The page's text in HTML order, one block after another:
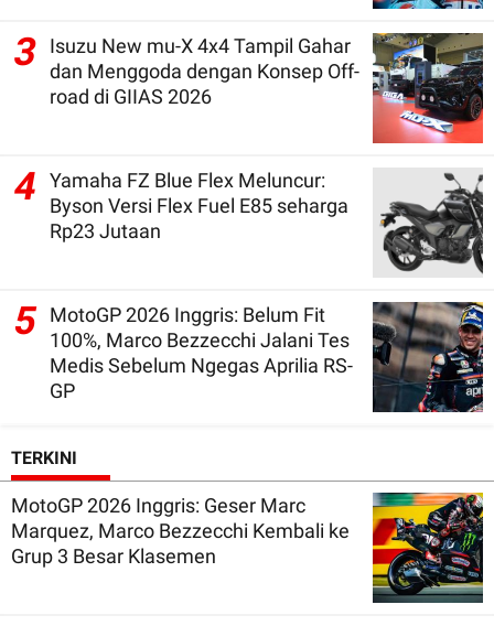
3
Isuzu New mu-X 4x4 Tampil Gahar
dan Menggoda dengan Konsep Off-
road di GIIAS 2026
4
Yamaha FZ Blue Flex Meluncur:
Byson Versi Flex Fuel E85 seharga
Rp23 Jutaan
5 MotoGP 2026 Inggris: Belum Fit
100%, Marco Bezzecchi Jalani Tes
Medis Sebelum Ngegas Aprilia RS-
GP
TERKINI
MotoGP 2026 Inggris: Geser Marc
Marquez, Marco Bezzecchi Kembali ke
Grup 3 Besar Klasemen